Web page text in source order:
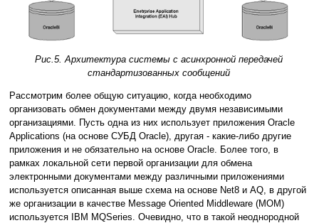
Рис.5. Архитектура системы с асинхронной передачей
стандартизованных сообщений
Рассмотрим более общую ситуацию, когда необходимо
организовать обмен документами между двумя независимыми
организациями. Пусть одна из них использует приложения Oracle
Applications (на основе СУБД Oracle), другая - какие-либо другие
приложения и не обязательно на основе Oracle. Более того, в
рамках локальной сети первой организации для обмена
электронными документами между различными приложениями
используется описанная выше схема на основе Net8 и AQ, в другой
же организации в качестве Message Oriented Middleware (MOM)
используется IBM MQSeries. Очевидно, что в такой неоднородной